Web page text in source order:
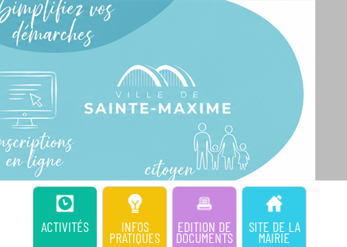
ACTIVITÉS INFOS
PRATIQUES
EDITION DE
DOCUMENTS
SITE DE LA
MAIRIE